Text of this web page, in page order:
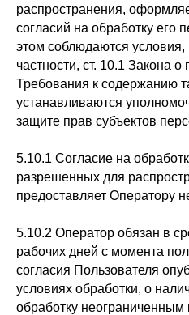
распространения,
согласий на обработку его
этом соблюдаются
частности, ст. 10.1 Закона
Требования к содержанию
устанавливаются
защите прав субъектов
5.10.1 Согласие на
разрешенных для
предоставляет Оператору
5.10.2 Оператор обязан в
рабочих дней с момента
согласия Пользователя
условиях обработки, о
обработку